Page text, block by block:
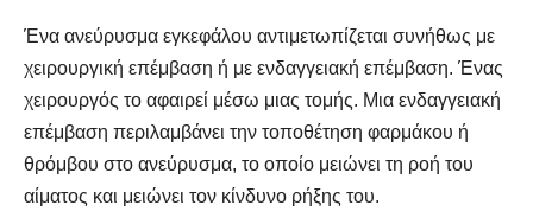
Ένα ανεύρυσμα εγκεφάλου αντιμετωπίζεται συνήθως με
χειρουργική επέμβαση ή με ενδαγγειακή επέμβαση. Ένας
χειρουργός το αφαιρεί μέσω μιας τομής. Μια ενδαγγειακή
επέμβαση περιλαμβάνει την τοποθέτηση φαρμάκου ή
θρόμβου στο ανεύρυσμα, το οποίο μειώνει τη ροή του
αίματος και μειώνει τον κίνδυνο ρήξης του.